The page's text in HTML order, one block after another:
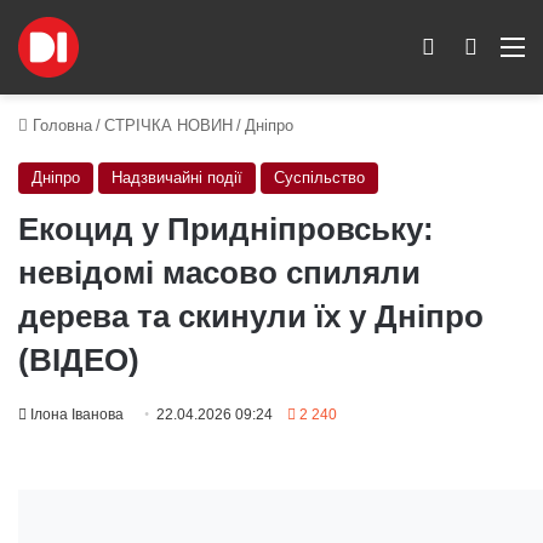
Пошук
Switch skin
Головна / СТРІЧКА НОВИН / Дніпро
Дніпро Надзвичайні події Суспільство
Екоцид у Придніпровську:
невідомі масово спиляли
дерева та скинули їх у Дніпро
(ВІДЕО)
Ілона Іванова 22.04.2026 09:24 2 240